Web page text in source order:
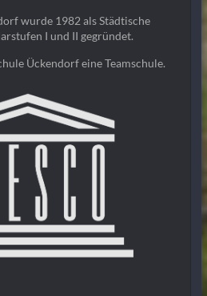
wurde 1982 als Städtische
I und II gegründet.
Ückendorf eine Teamschule.